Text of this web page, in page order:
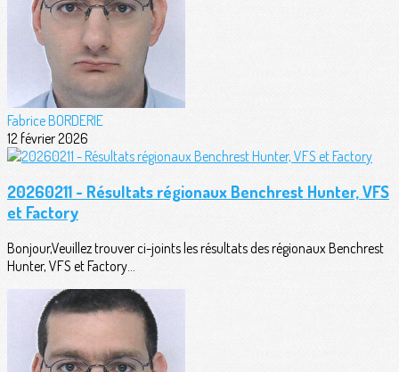
Fabrice BORDERIE
12 février 2026
20260211 - Résultats régionaux Benchrest Hunter, VFS
et Factory
Bonjour,Veuillez trouver ci-joints les résultats des régionaux Benchrest
Hunter, VFS et Factory...